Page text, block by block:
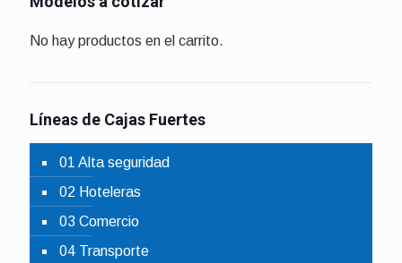
No hay productos en el carrito.
Líneas de Cajas Fuertes
01 Alta seguridad
02 Hoteleras
03 Comercio
04 Transporte